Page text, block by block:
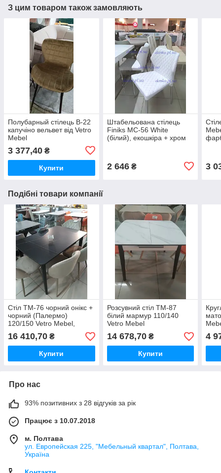
З цим товаром також замовляють
Полубарный стілець В-22
капучіно вельвет від Vetro
Mebel
3 377,40 ₴
Купити
Штабельована стілець
Finiks MC-56 White
(білий), екошкіра + хром
2 646₴ 3
Подібні товари компанії
Стіл TM-76 чорний онікс +
чорний (Палермо)
120/150 Vetro Mebel,
механізм-автомат
16 410,70 ₴
Купити
Розсувний стіл TM-87
білий мармур 110/140
Vetro Mebel
14 678,70₴
Купити
4
Про нас
93% позитивних з 28 відгуків за рік
Працює з 10.07.2018
м. Полтава
ул. Европейская 225, "Мебельный квартал", Полтава,
Україна